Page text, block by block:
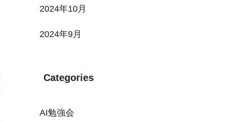
2024年10月
2024年9月
Categories
AI勉強会